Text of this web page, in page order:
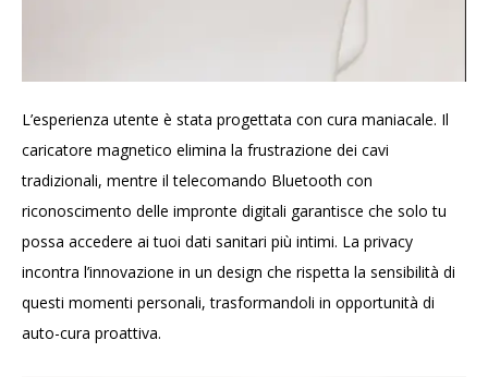
L’esperienza utente è stata progettata con cura maniacale. Il
caricatore magnetico elimina la frustrazione dei cavi
tradizionali, mentre il telecomando Bluetooth con
riconoscimento delle impronte digitali garantisce che solo tu
possa accedere ai tuoi dati sanitari più intimi. La privacy
incontra l’innovazione in un design che rispetta la sensibilità di
questi momenti personali, trasformandoli in opportunità di
auto-cura proattiva.